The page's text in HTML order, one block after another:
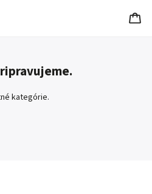
kategórie.